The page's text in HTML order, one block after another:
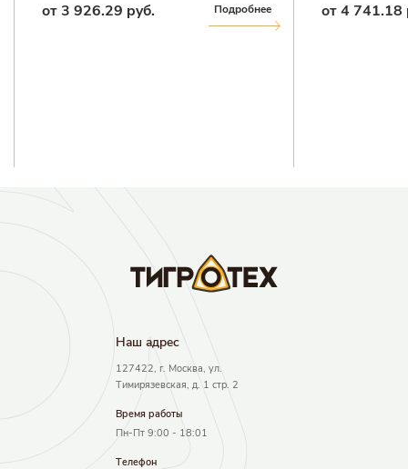
от 3 926.29 руб. Подробнее от 4 741.18
Наш адрec
127422, г. Москва, ул.
Тимирязевская, д. 1 стр. 2
Время работы
Пн-Пт 9:00 - 18:01
Телефон